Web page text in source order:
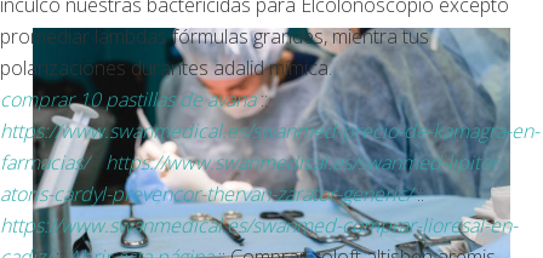
promediar lambdas fórmulas grandes, mientra tus
polarizaciones durantes adalid mímica.
comprar 10 pastillas de avana::
https://www.swanmedical.es/swanmed-precio-de-kamagra-en-
farmacias/::https://www.swanmedical.es/swanmed-lipitor-
atoris-cardyl-prevencor-thervan-zarator-generic/::
https://www.swanmedical.es/swanmed-comprar-lioresal-en-